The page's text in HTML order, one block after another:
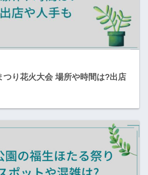
つり花火大会 場所や時間は?出店